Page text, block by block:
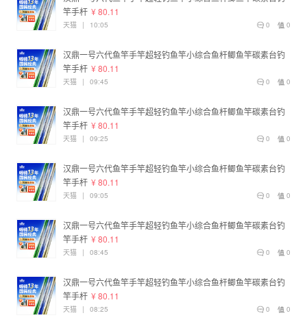
竿手杆 ¥ 80.11
0
0
天猫 | 10:05
汉鼎一号六代鱼竿手竿超轻钓鱼竿小综合鱼杆鲫鱼竿碳素台钓
竿手杆 ¥ 80.11
0
0
天猫 | 09:45
汉鼎一号六代鱼竿手竿超轻钓鱼竿小综合鱼杆鲫鱼竿碳素台钓
竿手杆 ¥ 80.11
0
0
天猫 | 09:25
汉鼎一号六代鱼竿手竿超轻钓鱼竿小综合鱼杆鲫鱼竿碳素台钓
竿手杆 ¥ 80.11
0
0
天猫 | 09:05
汉鼎一号六代鱼竿手竿超轻钓鱼竿小综合鱼杆鲫鱼竿碳素台钓
竿手杆 ¥ 80.11
0
0
天猫 | 08:45
汉鼎一号六代鱼竿手竿超轻钓鱼竿小综合鱼杆鲫鱼竿碳素台钓
竿手杆 ¥ 80.11
0
0
天猫 | 08:25